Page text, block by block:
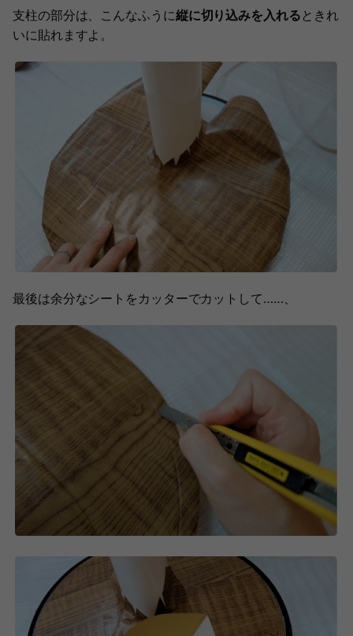
支柱の部分は、こんなふうに縦に切り込みを入れる ときれ
いに貼れますよ。
最後は余分なシートをカッターでカットして……、